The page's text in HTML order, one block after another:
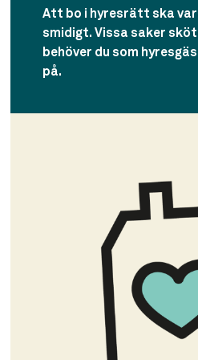
Att bo i hyresrätt ska
smidigt. Vissa saker
behöver du som
på.